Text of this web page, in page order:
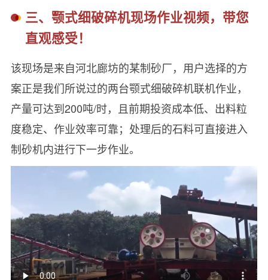
三、颚式细破碎机现场作业视频，带您
直观感受！
该现场是来自河北廊坊的某制砂厂，用户选择的方
案正是我们所说过的两台颚式细破碎机联机作业，
产量可达到200吨/时，且前期投资成本低、出料粒
度稳定、作业效率可靠；处理后的石料可直接进入
制砂机内进行下一步作业。